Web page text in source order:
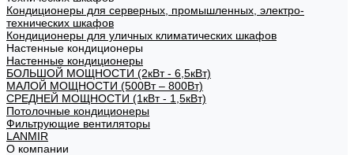
Кондиционеры для серверных, промышленных, электро-
технических шкафов
Кондиционеры для уличных климатических шкафов
Настенные кондиционеры
Настенные кондиционеры
БОЛЬШОЙ МОЩНОСТИ (2кВт - 6,5кВт)
МАЛОЙ МОЩНОСТИ (500Вт – 800Вт)
СРЕДНЕЙ МОЩНОСТИ (1кВт - 1,5кВт)
Потолочные кондиционеры
Фильтрующие вентиляторы
LANMIR
О компании